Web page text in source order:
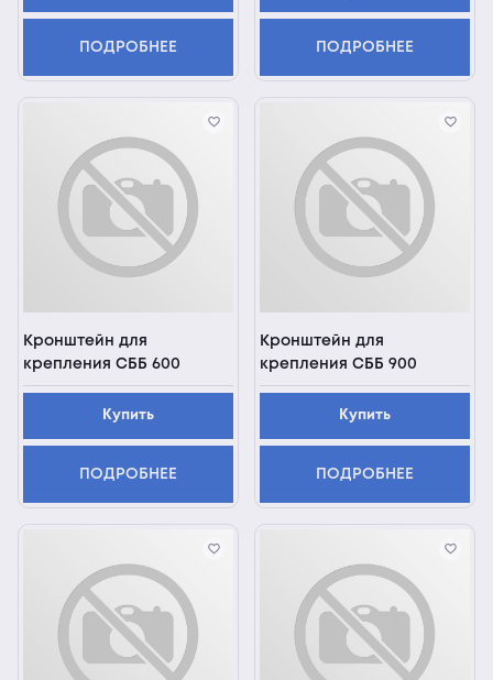
ПОДРОБНЕЕ ПОДРОБНЕЕ
Кронштейн для
крепления СББ 600
Купить
ПОДРОБНЕЕ
Кронштейн для
крепления СББ 900
Купить
ПОДРОБНЕЕ